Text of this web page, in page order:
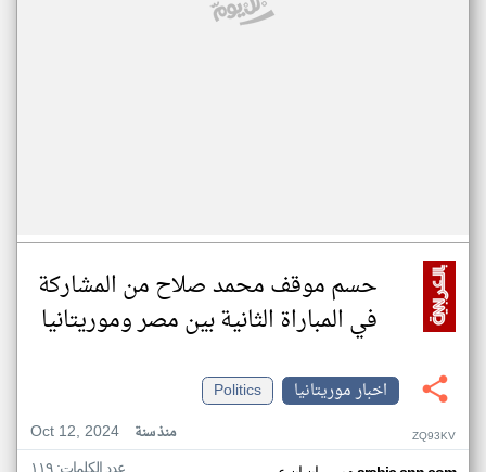
حسم موقف محمد صلاح من المشاركة
في المباراة الثانية بين مصر وموريتانيا
اخبار موريتانيا
Politics
Oct 12, 2024
منذ سنة ZQ93KV
عدد الكلمات: ١١٩